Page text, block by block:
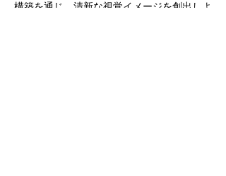
構築を通じ、清新な視覚イメージを創出しよ